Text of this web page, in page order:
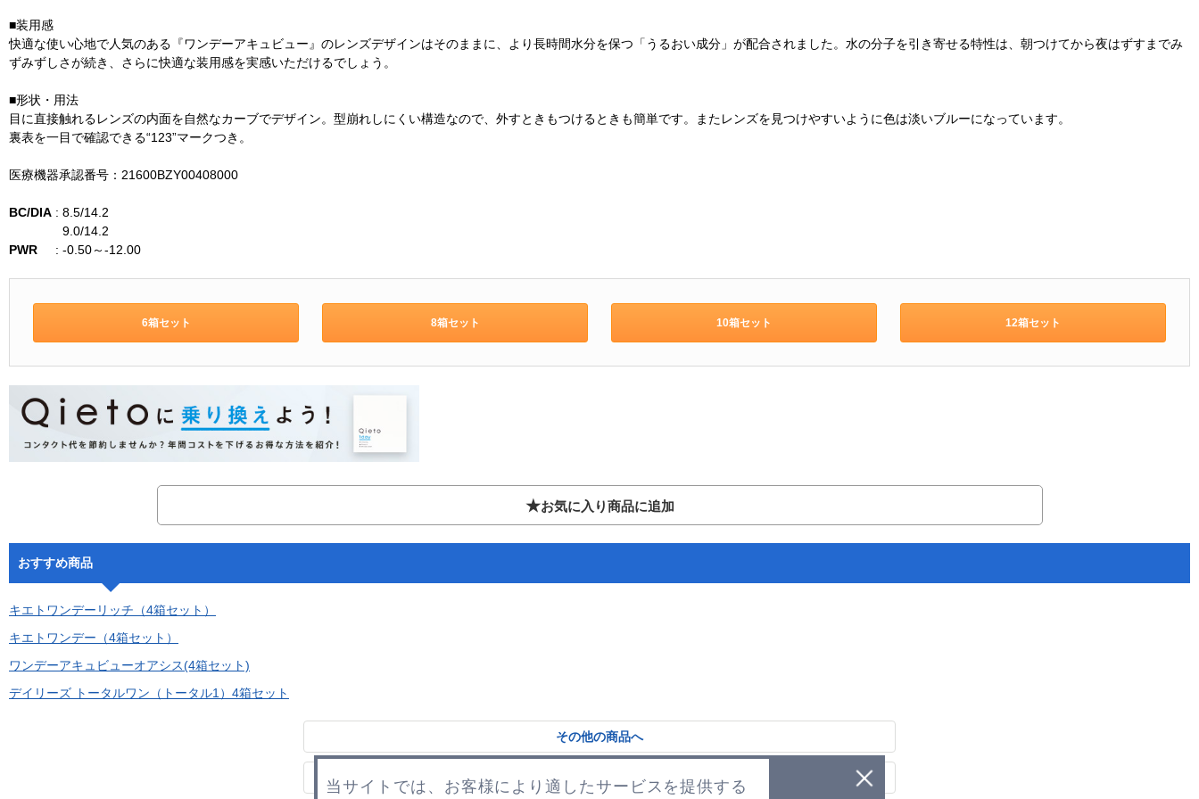
■装用感
快適な使い心地で人気のある『ワンデーアキュビュー』のレンズデザインはそのままに、より長時間水分を保つ「うるおい成分」が配合されました。水の分子を引き寄せる特性は、朝つけてから夜はずすまでみ
ずみずしさが続き、さらに快適な装用感を実感いただけるでしょう。
■形状・用法
目に直接触れるレンズの内面を自然なカーブでデザイン。型崩れしにくい構造なので、外すときもつけるときも簡単です。またレンズを見つけやすいように色は淡いブルーになっています。
裏表を一目で確認できる“123”マークつき。
医療機器承認番号：21600BZY00408000
BC/DIA : 8.5/14.2
9.0/14.2
PWR
: -0.50～-12.00
6箱セット 8箱セット 10箱セット 12箱セット
★お気に入り商品に追加
おすすめ商品
キエトワンデーリッチ（4箱セット）
キエトワンデー（4箱セット）
ワンデーアキュビューオアシス(4箱セット)
デイリーズ トータルワン（トータル1）4箱セット
その他の商品へ
TOPに戻る
当サイトでは、お客様により適したサービスを提供する